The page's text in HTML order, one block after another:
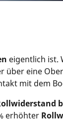
eigentlich ist.
über eine
mit dem
erhöhter